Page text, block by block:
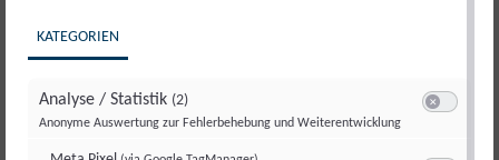
KÜNSTLICHE INTELLIGENZ
KATEGORIEN
Analyse / Statistik (2)
Anonyme Auswertung zur Fehlerbehebung und Weiterentwicklung